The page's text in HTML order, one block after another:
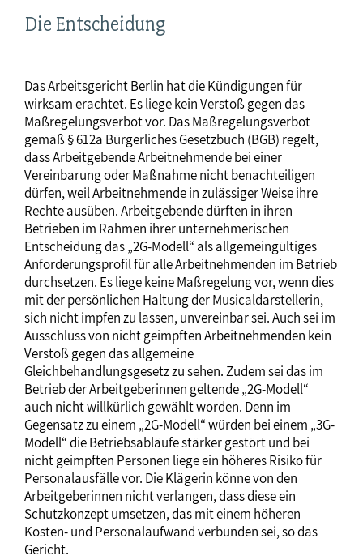
Die Entscheidung
Das Arbeitsgericht Berlin hat die Kündigungen für
wirksam erachtet. Es liege kein Verstoß gegen das
Maßregelungsverbot vor. Das Maßregelungsverbot
gemäß § 612a Bürgerliches Gesetzbuch (BGB) regelt,
dass Arbeitgebende Arbeitnehmende bei einer
Vereinbarung oder Maßnahme nicht benachteiligen
dürfen, weil Arbeitnehmende in zulässiger Weise ihre
Rechte ausüben. Arbeitgebende dürften in ihren
Betrieben im Rahmen ihrer unternehmerischen
Entscheidung das „2G-Modell“ als allgemeingültiges
Anforderungsprofil für alle Arbeitnehmenden im Betrieb
durchsetzen. Es liege keine Maßregelung vor, wenn dies
mit der persönlichen Haltung der Musicaldarstellerin,
sich nicht impfen zu lassen, unvereinbar sei. Auch sei im
Ausschluss von nicht geimpften Arbeitnehmenden kein
Verstoß gegen das allgemeine
Gleichbehandlungsgesetz zu sehen. Zudem sei das im
Betrieb der Arbeitgeberinnen geltende „2G-Modell“
auch nicht willkürlich gewählt worden. Denn im
Gegensatz zu einem „2G-Modell“ würden bei einem „3G-
Modell“ die Betriebsabläufe stärker gestört und bei
nicht geimpften Personen liege ein höheres Risiko für
Personalausfälle vor. Die Klägerin könne von den
Arbeitgeberinnen nicht verlangen, dass diese ein
Schutzkonzept umsetzen, das mit einem höheren
Kosten- und Personalaufwand verbunden sei, so das
Gericht.